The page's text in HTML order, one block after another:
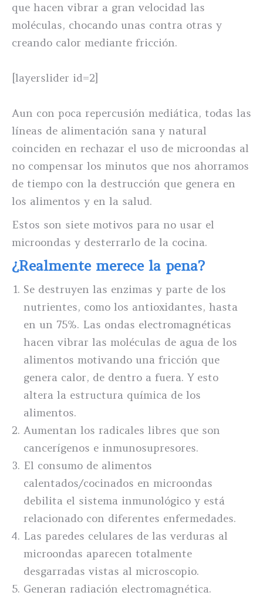
que hacen vibrar a gran velocidad las
moléculas, chocando unas contra otras y
creando calor mediante fricción.
[layerslider id=2]
Aun con poca repercusión mediática, todas las
líneas de alimentación sana y natural
coinciden en rechazar el uso de microondas al
no compensar los minutos que nos ahorramos
de tiempo con la destrucción que genera en
los alimentos y en la salud.
Estos son siete motivos para no usar el
microondas y desterrarlo de la cocina.
¿Realmente merece la pena?
Se destruyen las enzimas y parte de los
nutrientes, como los antioxidantes, hasta
en un 75%. Las ondas electromagnéticas
hacen vibrar las moléculas de agua de los
alimentos motivando una fricción que
genera calor, de dentro a fuera. Y esto
altera la estructura química de los
alimentos.
Aumentan los radicales libres que son
cancerígenos e inmunosupresores.
El consumo de alimentos
calentados/cocinados en microondas
debilita el sistema inmunológico y está
relacionado con diferentes enfermedades.
Las paredes celulares de las verduras al
microondas aparecen totalmente
desgarradas vistas al microscopio.
Generan radiación electromagnética.